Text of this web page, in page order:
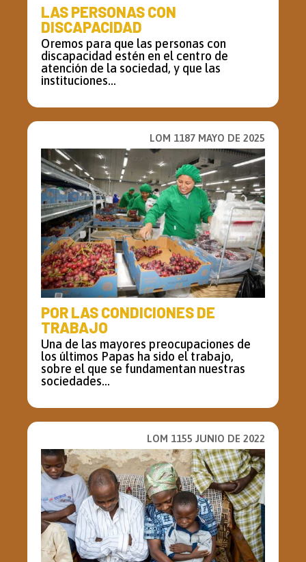
LAS PERSONAS CON
DISCAPACIDAD
Oremos para que las personas con
discapacidad estén en el centro de
atención de la sociedad, y que las
instituciones...
LOM 1187 MAYO DE 2025
POR LAS CONDICIONES DE
TRABAJO
Una de las mayores preocupaciones de
los últimos Papas ha sido el trabajo,
sobre el que se fundamentan nuestras
sociedades...
LOM 1155 JUNIO DE 2022